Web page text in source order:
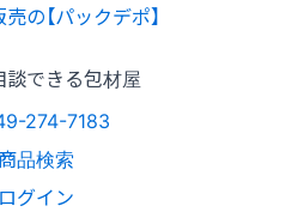
の【パックデポ】
談できる包材屋
商品検索
ログイン